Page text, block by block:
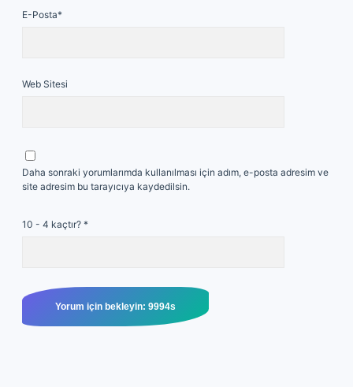
E-Posta*
Web Sitesi
Daha sonraki yorumlarımda kullanılması için adım, e-posta adresim ve
site adresim bu tarayıcıya kaydedilsin.
10 - 4 kaçtır? *